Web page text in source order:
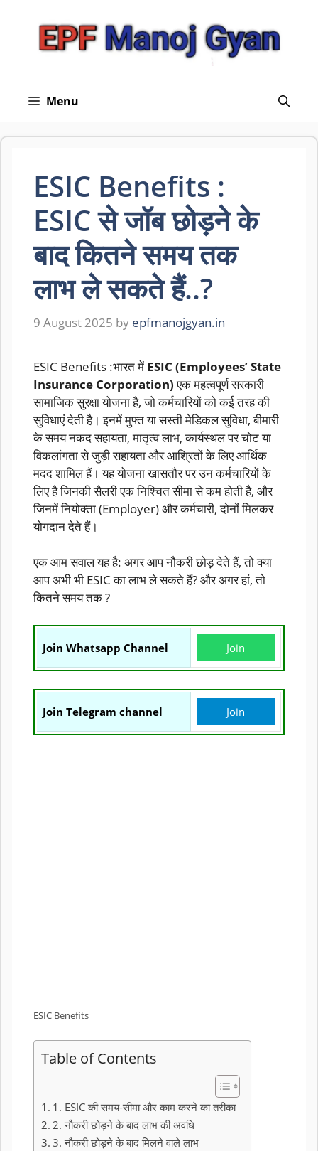
Menu
ESIC Benefits :
ESIC से जॉब छोड़ने के
बाद कितने समय तक
लाभ ले सकते हैं..?
9 August 2025 by epfmanojgyan.in
ESIC Benefits :भारत में ESIC (Employees’ State
Insurance Corporation)एक महत्वपूर्ण सरकारी
सामाजिक सुरक्षा योजना है, जो कर्मचारियों को कई तरह की
सुविधाएं देती है। इनमें मुफ्त या सस्ती मेडिकल सुविधा, बीमारी
के समय नकद सहायता, मातृत्व लाभ, कार्यस्थल पर चोट या
विकलांगता से जुड़ी सहायता और आश्रितों के लिए आर्थिक
मदद शामिल हैं। यह योजना खासतौर पर उन कर्मचारियों के
लिए है जिनकी सैलरी एक निश्चित सीमा से कम होती है, और
जिनमें नियोक्ता (Employer) और कर्मचारी, दोनों मिलकर
योगदान देते हैं।
एक आम सवाल यह है: अगर आप नौकरी छोड़ देते हैं, तो क्या
आप अभी भी ESIC का लाभ ले सकते हैं? और अगर हां, तो
कितने समय तक ?
Join Whatsapp Channel Join
Join Telegram channel Join
ESIC Benefits
Table of Contents
1. ESIC की समय-सीमा और काम करने का तरीका
2. नौकरी छोड़ने के बाद लाभ की अवधि
3. नौकरी छोड़ने के बाद मिलने वाले लाभ